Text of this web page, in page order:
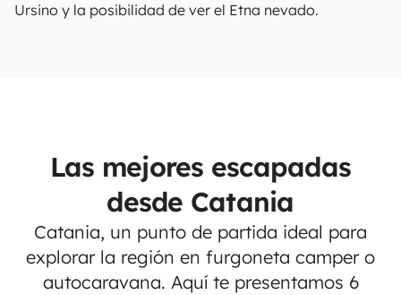
Ursino y la posibilidad de ver el Etna nevado.
Las mejores escapadas
desde Catania
Catania, un punto de partida ideal para
explorar la región en furgoneta camper o
autocaravana. Aquí te presentamos 6